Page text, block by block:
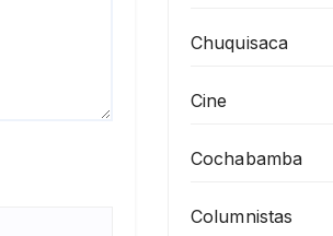
Chuquisaca
Cine
Cochabamba
Columnistas